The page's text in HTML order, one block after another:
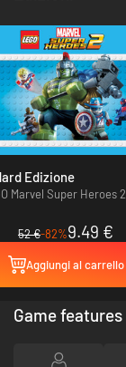
Edizione
Marvel Super Heroes 2
52 €-82%9.49 €
Aggiungi al carrello
Game features